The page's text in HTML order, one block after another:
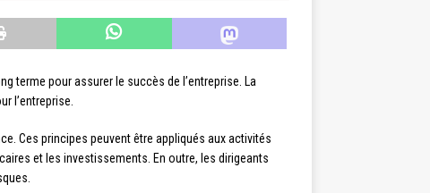
terme pour assurer le succès de l’entreprise. La
l’entreprise.
Ces principes peuvent être appliqués aux activités
et les investissements. En outre, les dirigeants